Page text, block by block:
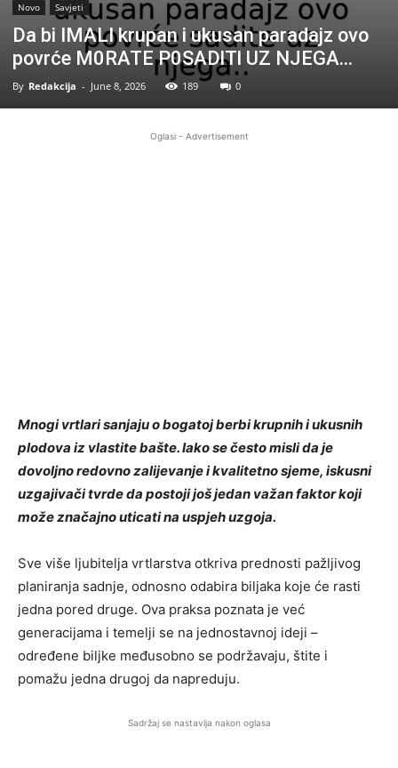
Novo Savjeti
Da bi IMALI krupan i ukusan paradajz ovo
povrće M0RATE P0SADlTl UZ NJEGA…
By Redakcija - June 8, 2026 189 0
Oglasi - Advertisement
Mnogi vrtlari sanjaju o bogatoj berbi krupnih i ukusnih
plodova iz vlastite bašte. Iako se često misli da je
dovoljno redovno zalijevanje i kvalitetno sjeme, iskusni
uzgajivači tvrde da postoji još jedan važan faktor koji
može značajno uticati na uspjeh uzgoja.
Sve više ljubitelja vrtlarstva otkriva prednosti pažljivog
planiranja sadnje, odnosno odabira biljaka koje će rasti
jedna pored druge. Ova praksa poznata je već
generacijama i temelji se na jednostavnoj ideji –
određene biljke međusobno se podržavaju, štite i
pomažu jedna drugoj da napreduju.
Sadržaj se nastavlja nakon oglasa